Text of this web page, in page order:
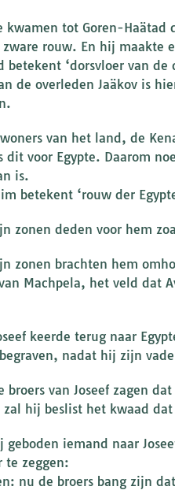
kwamen tot Goren-
zware rouw. En hij maakte
betekent ‘dorsvloer van de
de overleden Jaäkov is
van het land, de
dit voor Egypte. Daarom
is.
betekent ‘rouw der
zonen deden voor hem
zonen brachten hem
Machpela, het veld dat
keerde terug naar
nadat hij zijn
broers van Joseef zagen
hij beslist het kwaad
geboden iemand naar
te zeggen:
nu de broers bang zijn